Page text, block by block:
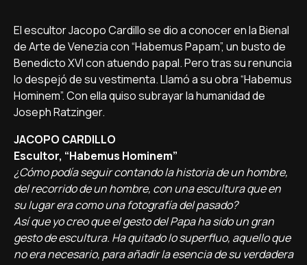
El escultor Jacopo Cardillo se dio a conocer en la Bienal
de Arte de Venezia con “Habemus Papam”, un busto de
Benedicto XVI con atuendo papal. Pero tras su renuncia
lo despejó de su vestimenta. Llamó a su obra “Habemus
Hominem”. Con ella quiso subrayar la humanidad de
Joseph Ratzinger.
JACOPO CARDILLO
Escultor, “Habemus Hominem”
¿Cómo podía seguir contando la historia de un hombre,
del recorrido de un hombre, con una escultura que en
su lugar era como una fotografía del pasado?
Así que yo creo que el gesto del Papa ha sido un gran
gesto de escultura. Ha quitado lo superfluo, aquello que
no era necesario, para añadir la esencia de su verdadera